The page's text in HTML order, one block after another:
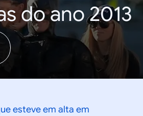
do ano 2013
esteve em alta em